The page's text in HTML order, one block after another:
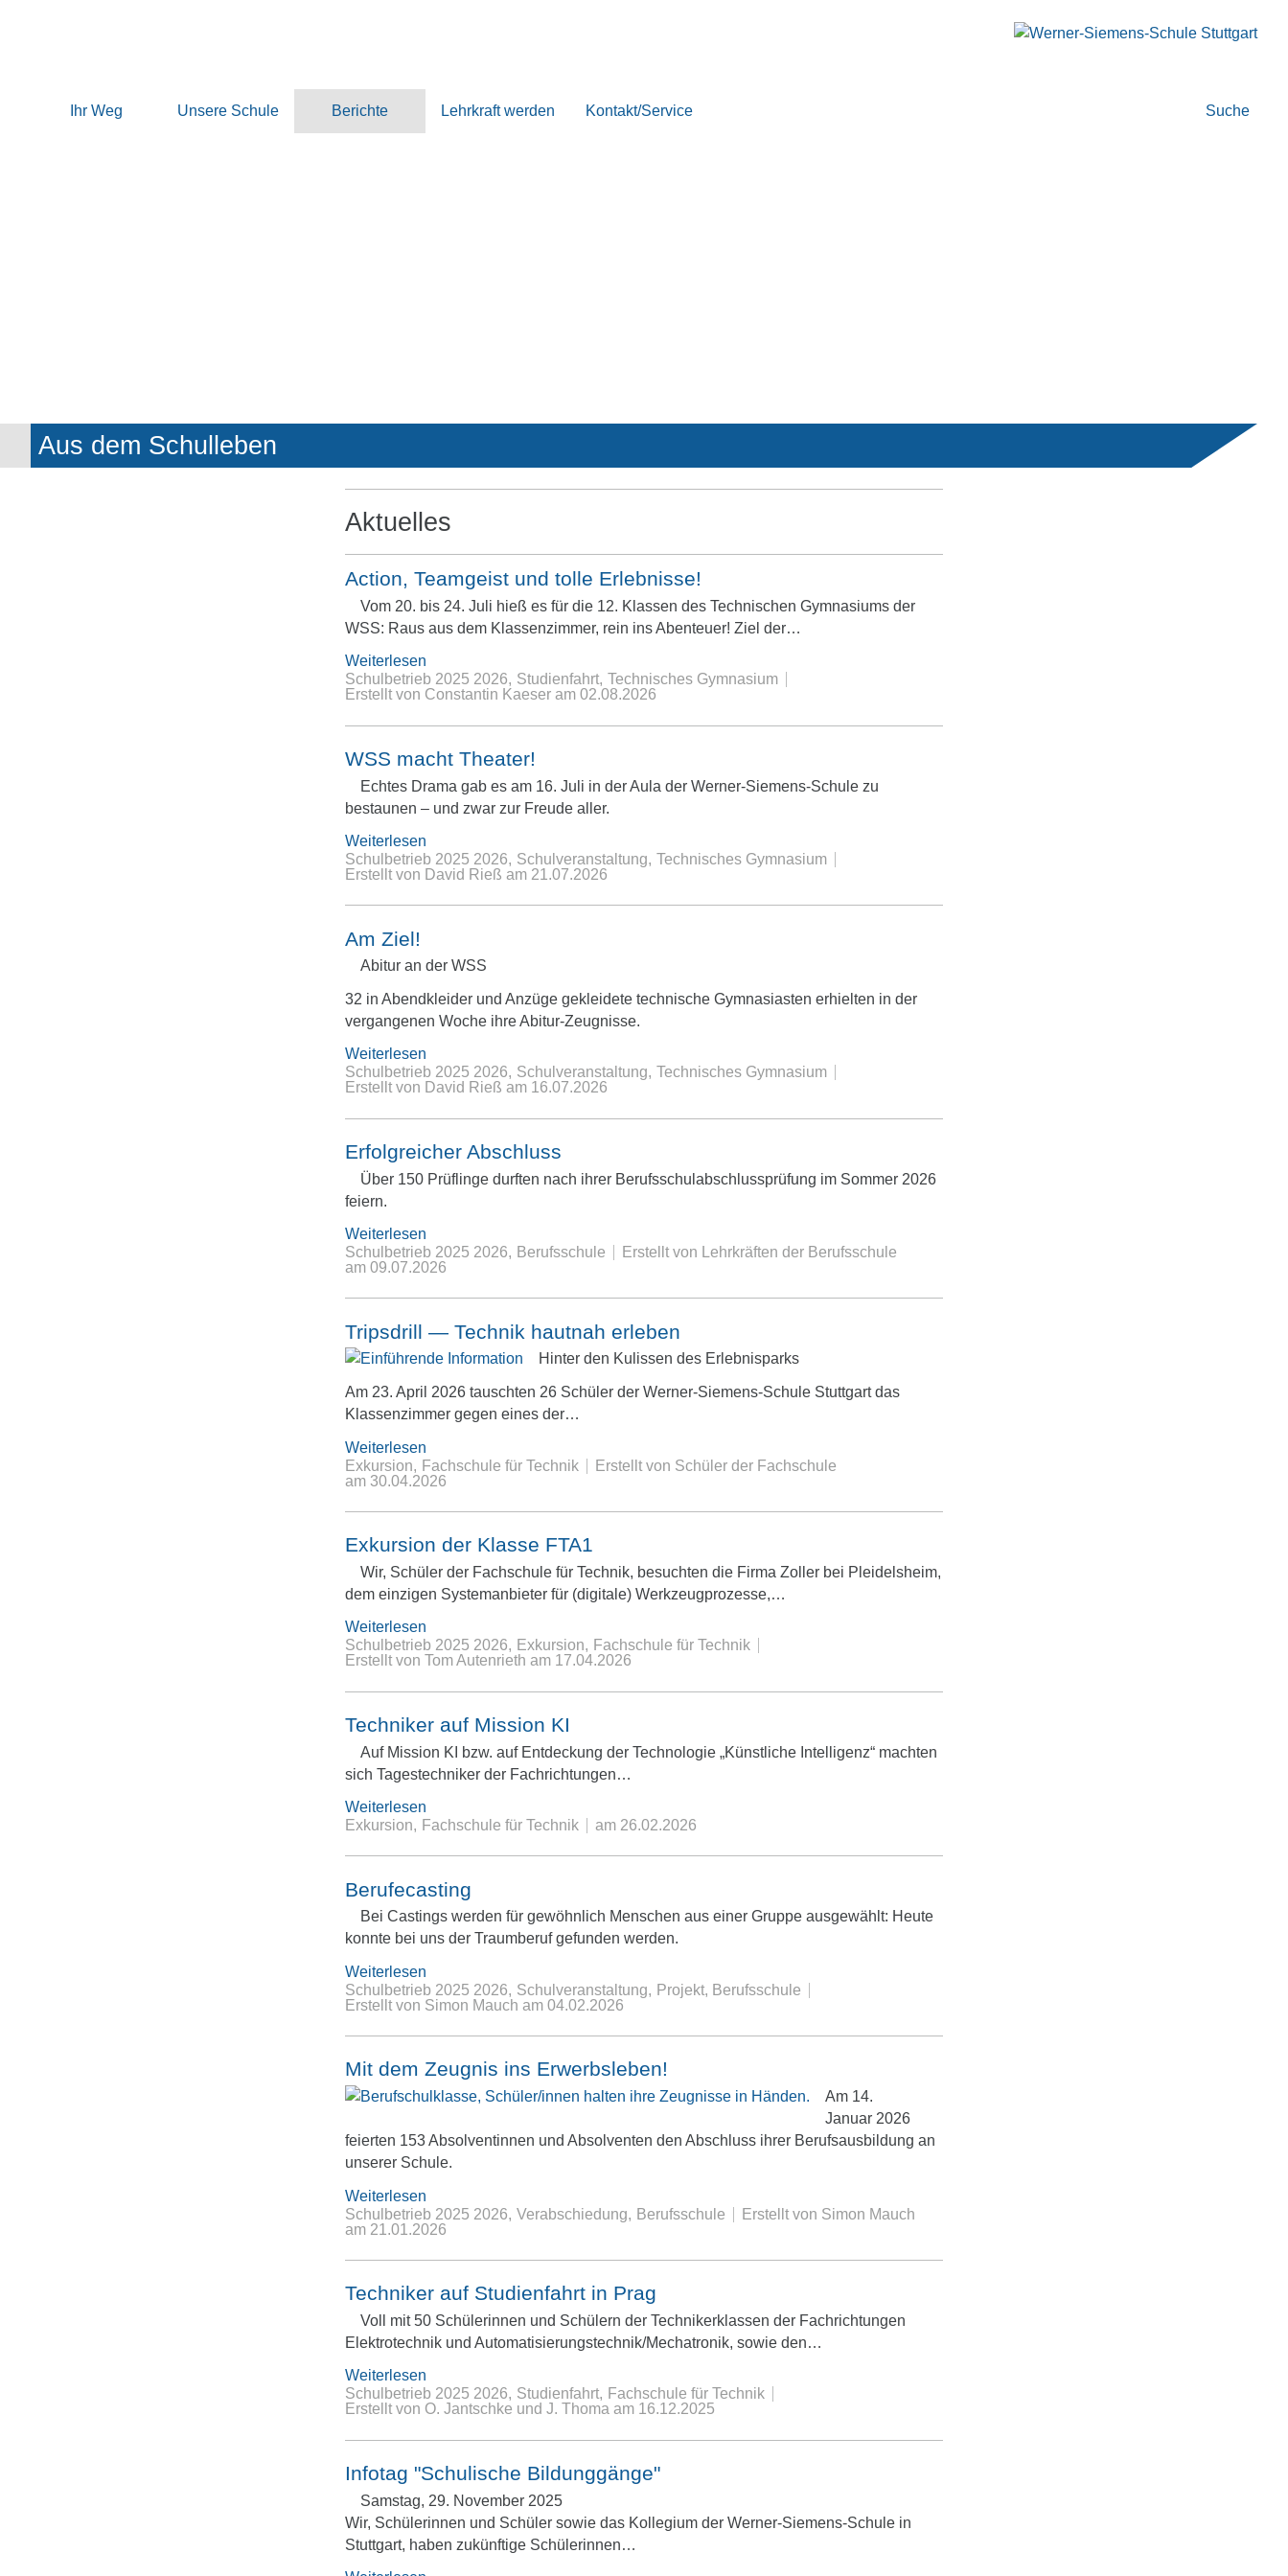
Ihr Weg Unsere Schule Berichte Lehrkraft werden Kontakt/Service Suche
Aus dem Schulleben
Aktuelles
Action, Teamgeist und tolle Erlebnisse!
Vom 20. bis 24. Juli hieß es für die 12. Klassen des Technischen Gymnasiums der
WSS: Raus aus dem Klassenzimmer, rein ins Abenteuer! Ziel der…
Weiterlesen
Schulbetrieb 2025 2026
Studienfahrt Technisches Gymnasium
Erstellt von Constantin Kaeser am 02.08.2026
WSS macht Theater!
Echtes Drama gab es am 16. Juli in der Aula der Werner-Siemens-Schule zu
bestaunen – und zwar zur Freude aller.
Weiterlesen
Schulbetrieb 2025 2026
Schulveranstaltung Technisches Gymnasium
Erstellt von David Rieß am 21.07.2026
Am Ziel!
Abitur an der WSS
32 in Abendkleider und Anzüge gekleidete technische Gymnasiasten erhielten in der
vergangenen Woche ihre Abitur-Zeugnisse.
Weiterlesen
Schulbetrieb 2025 2026
Schulveranstaltung
Technisches Gymnasium
Erstellt von David Rieß am 16.07.2026
Erfolgreicher Abschluss
Über 150 Prüflinge durften nach ihrer Berufsschulabschlussprüfung im Sommer 2026
feiern.
Weiterlesen
Schulbetrieb 2025 2026
Berufsschule
Erstellt von Lehrkräften der Berufsschule
am 09.07.2026
Tripsdrill — Technik hautnah erleben
Hinter den Kulissen des Erlebnisparks
Am 23. April 2026 tauschten 26 Schüler der Werner-Siemens-Schule Stuttgart das
Klassenzimmer gegen eines der…
Weiterlesen
Exkursion
Fachschule für Technik
Erstellt von Schüler der Fachschule
am 30.04.2026
Exkursion der Klasse FTA1
Wir, Schüler der Fachschule für Technik, besuchten die Firma Zoller bei Pleidelsheim,
dem einzigen Systemanbieter für (digitale) Werkzeugprozesse,…
Weiterlesen
Schulbetrieb 2025 2026
Exkursion
Fachschule für Technik
Erstellt von Tom Autenrieth am 17.04.2026
Techniker auf Mission KI
Auf Mission KI bzw. auf Entdeckung der Technologie „Künstliche Intelligenz“ machten
sich Tagestechniker der Fachrichtungen…
Weiterlesen
Exkursion
Fachschule für Technik am 26.02.2026
Berufecasting
Bei Castings werden für gewöhnlich Menschen aus einer Gruppe ausgewählt: Heute
konnte bei uns der Traumberuf gefunden werden.
Weiterlesen
Schulbetrieb 2025 2026
Schulveranstaltung Projekt
Berufsschule
Erstellt von Simon Mauch am 04.02.2026
Mit dem Zeugnis ins Erwerbsleben!
Am 14.
Januar 2026
feierten 153 Absolventinnen und Absolventen den Abschluss ihrer Berufsausbildung an
unserer Schule.
Weiterlesen
Schulbetrieb 2025 2026 Verabschiedung Berufsschule
Erstellt von Simon Mauch
am 21.01.2026
Techniker auf Studienfahrt in Prag
Voll mit 50 Schülerinnen und Schülern der Technikerklassen der Fachrichtungen
Elektrotechnik und Automatisierungstechnik/Mechatronik, sowie den…
Weiterlesen
Schulbetrieb 2025 2026
Studienfahrt
Fachschule für Technik
Erstellt von O. Jantschke und J. Thoma am 16.12.2025
Infotag "Schulische Bildunggänge"
Samstag, 29. November 2025
Wir, Schülerinnen und Schüler sowie das Kollegium der Werner-Siemens-Schule in
Stuttgart, haben zukünftige Schülerinnen…